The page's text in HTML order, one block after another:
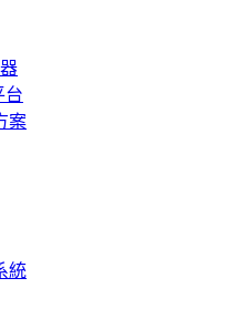
台
案
統